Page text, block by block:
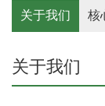
关于我们 核
关于我们